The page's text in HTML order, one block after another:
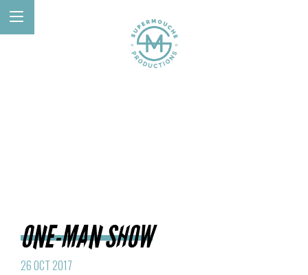
ONE-MAN SHOW
26 OCT 2017